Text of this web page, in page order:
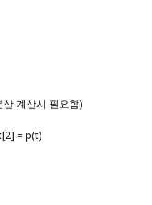
계산시 필요함)
= p(t)